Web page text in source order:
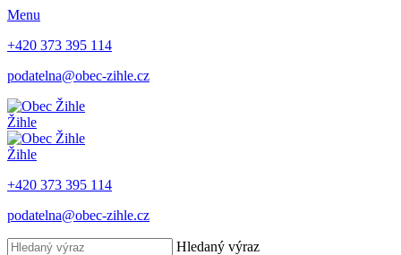
Menu
+420 373 395 114
podatelna@obec-zihle.cz
Žihle
Žihle
+420 373 395 114
podatelna@obec-zihle.cz
Hledaný výraz